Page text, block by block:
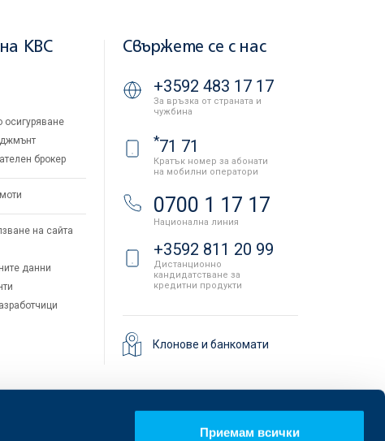
Приемам всички
KBC
брокер
на сайта
данни
Свържете се с нас
+3592 483 17 17
За връзка от страната и
чужбина
*71 71
Кратък номер за абонати
на мобилни оператори
0700 1 17 17
Национална линия
+3592 811 20 99
Дистанционно
кандидатстване за
кредитни продукти
Клонове и банкомати